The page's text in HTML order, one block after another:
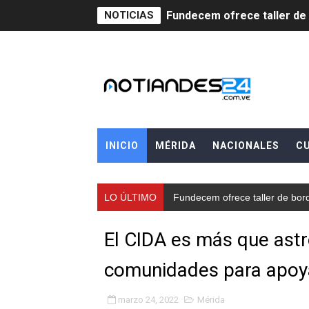
NOTICIAS Fundecem ofrece taller
Niños merideños
Instituto Nacional de
Corposalud inició talleres
Fortalecen formación
Fortaleciendo la
Campo Elías consolida
INICIO MÉRIDA NACIONALES
LO ÚLTIMO Fundecem ofrece taller de
El CIDA es más que
comunidades para
marzo 24, 2022 Mérida